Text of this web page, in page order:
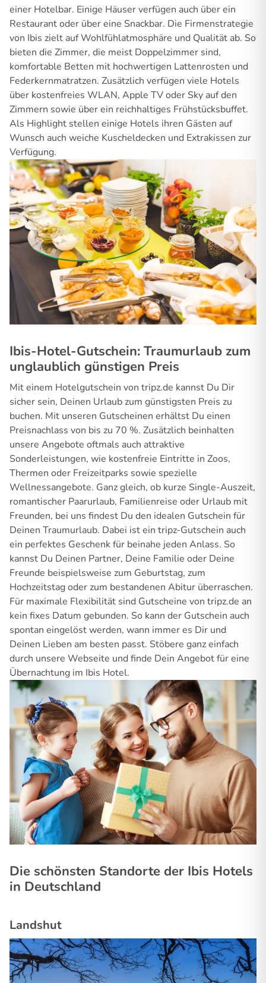
einer Hotelbar. Einige Häuser verfügen auch über ein
Restaurant oder über eine Snackbar. Die Firmenstrategie
von Ibis zielt auf Wohlfühlatmosphäre und Qualität ab. So
bieten die Zimmer, die meist Doppelzimmer sind,
komfortable Betten mit hochwertigen Lattenrosten und
Federkernmatratzen. Zusätzlich verfügen viele Hotels
über kostenfreies WLAN, Apple TV oder Sky auf den
Zimmern sowie über ein reichhaltiges Frühstücksbuffet.
Als Highlight stellen einige Hotels ihren Gästen auf
Wunsch auch weiche Kuscheldecken und Extrakissen zur
Verfügung.
Ibis-Hotel-Gutschein: Traumurlaub zum
unglaublich günstigen Preis
Mit einem Hotelgutschein von tripz.de kannst Du Dir
sicher sein, Deinen Urlaub zum günstigsten Preis zu
buchen. Mit unseren Gutscheinen erhältst Du einen
Preisnachlass von bis zu 70 %. Zusätzlich beinhalten
unsere Angebote oftmals auch attraktive
Sonderleistungen, wie kostenfreie Eintritte in Zoos,
Thermen oder Freizeitparks sowie spezielle
Wellnessangebote. Ganz gleich, ob kurze Single-Auszeit,
romantischer Paarurlaub, Familienreise oder Urlaub mit
Freunden, bei uns findest Du den idealen Gutschein für
Deinen Traumurlaub. Dabei ist ein tripz-Gutschein auch
ein perfektes Geschenk für beinahe jeden Anlass. So
kannst Du Deinen Partner, Deine Familie oder Deine
Freunde beispielsweise zum Geburtstag, zum
Hochzeitstag oder zum bestandenen Abitur überraschen.
Für maximale Flexibilität sind Gutscheine von tripz.de an
kein fixes Datum gebunden. So kann der Gutschein auch
spontan eingelöst werden, wann immer es Dir und
Deinen Lieben am besten passt. Stöbere ganz einfach
durch unsere Webseite und finde Dein Angebot für eine
Übernachtung im Ibis Hotel.
Die schönsten Standorte der Ibis Hotels
in Deutschland
Landshut